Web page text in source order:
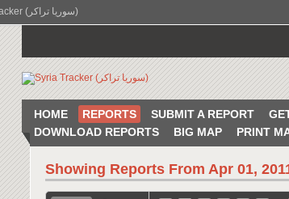
Syria Tracker (سوريا تراكر)
HOME REPORTS SUBMIT A REPORT
DOWNLOAD REPORTS
BIG MAP PRINT
Showing Reports From Apr 01,